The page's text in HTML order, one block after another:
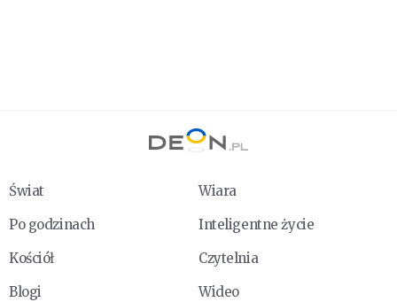
Świat
Wiara
Po godzinach
Inteligentne życie
Kościół
Czytelnia
Blogi
Wideo